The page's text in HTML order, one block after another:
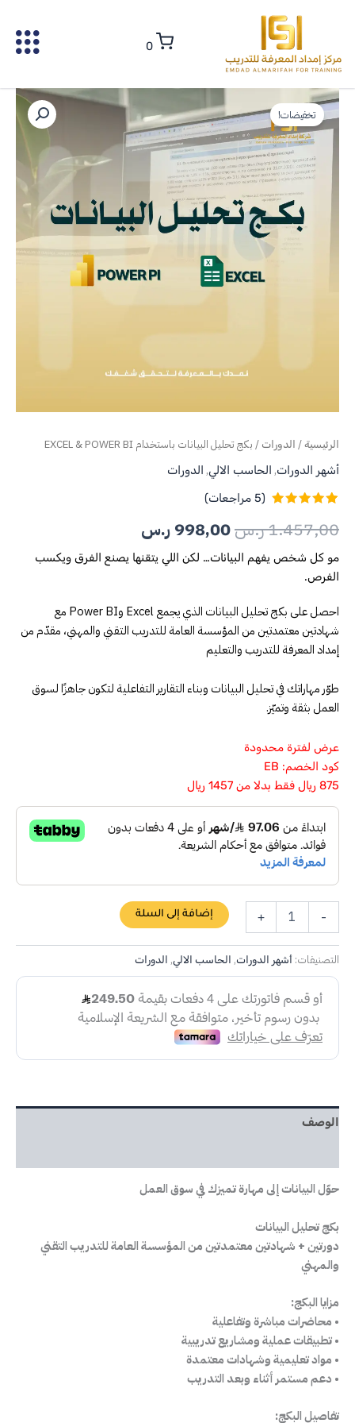
0
تخفيضات!
الرئيسية/ الدورات / بكج تحليل البيانات باستخدام EXCEL & POWER BI
أشهر الدورات, الحاسب الالي, الدورات
بـ5.00من
5 بناءً على
عملاء
(
5مراجعات)
1.457,00ر.س
السعر
الأصلي
هو:
1.457,00 ر.س.
998,00ر.س
السعر
الحالي
هو:
998,00 ر.س.
مو كل شخص يفهم البيانات… لكن اللي يتقنها يصنع الفرق ويكسب
الفرص.
احصل على بكج تحليل البيانات الذي يجمع Excel وPower BI مع
شهادتين معتمدتين من المؤسسة العامة للتدريب التقني والمهني، مقدّم من
إمداد المعرفة للتدريب والتعليم
طوّر مهاراتك في تحليل البيانات وبناء التقارير التفاعلية لتكون جاهزًا لسوق
العمل بثقة وتميّز.
عرض لفترة محدودة
كود الخصم: EB
875 ريال فقط بدلا من 1457 ريال
-
كمية
بكج
تحليل
البيانات
باستخدام
EXCEL
+ إضافة إلى السلة
التصنيفات: أشهر الدورات, الحاسب الالي, الدورات
الوصف
حوّل البيانات إلى مهارة تميزك في سوق العمل
بكج تحليل البيانات
دورتين + شهادتين معتمدتين من المؤسسة العامة للتدريب التقني
والمهني
مزايا البكج:
• محاضرات مباشرة وتفاعلية
• تطبيقات عملية ومشاريع تدريبية
• مواد تعليمية وشهادات معتمدة
• دعم مستمر أثناء وبعد التدريب
تفاصيل البكج: